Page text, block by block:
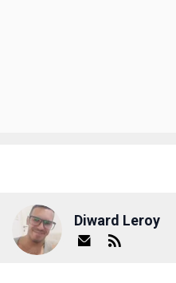
Diward Leroy